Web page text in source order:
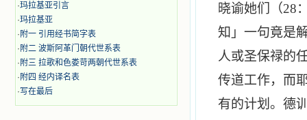
·玛拉基亚引言
·玛拉基亚
· 附一 引用经书简字表
· 附二 波斯阿革门朝代世系表
· 附三 拉歌和色娄苛两朝代世系表
· 附四 经内译名表
·写在最后
晓谕她们（28
知」一句竟是
人或圣保禄的
传道工作，而
有的计划。德